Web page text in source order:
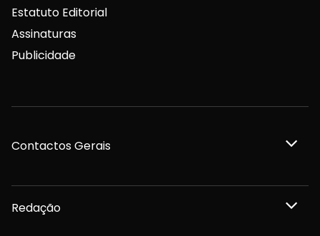
Estatuto Editorial
Assinaturas
Publicidade
Contactos Gerais
Redação